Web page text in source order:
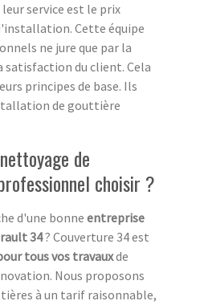
service est le prix
Cette équipe
ne jure que par la
du client. Cela
principes de base. Ils
de gouttière
de
choisir ?
d'une bonne entreprise
34? Couverture 34 est
tous vos travauxde
Nous proposons
à un tarif raisonnable,